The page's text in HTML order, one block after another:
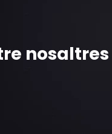
nosaltres